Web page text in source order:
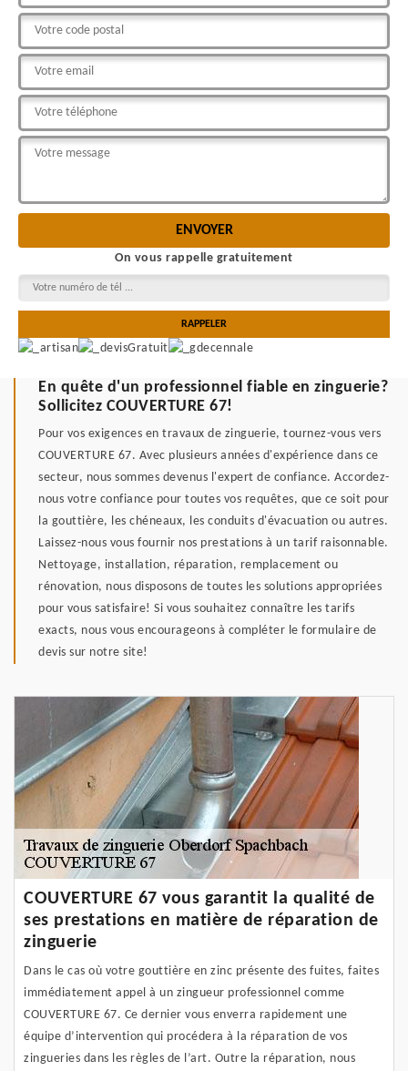
On vous rappelle gratuitement
En quête d'un professionnel fiable en zinguerie?
Sollicitez COUVERTURE 67!
Pour vos exigences en travaux de zinguerie, tournez-vous vers
COUVERTURE 67. Avec plusieurs années d'expérience dans ce
secteur, nous sommes devenus l'expert de confiance. Accordez-
nous votre confiance pour toutes vos requêtes, que ce soit pour
la gouttière, les chéneaux, les conduits d'évacuation ou autres.
Laissez-nous vous fournir nos prestations à un tarif raisonnable.
Nettoyage, installation, réparation, remplacement ou
rénovation, nous disposons de toutes les solutions appropriées
pour vous satisfaire! Si vous souhaitez connaître les tarifs
exacts, nous vous encourageons à compléter le formulaire de
devis sur notre site!
COUVERTURE 67 vous garantit la qualité de
ses prestations en matière de réparation de
zinguerie
Dans le cas où votre gouttière en zinc présente des fuites, faites
immédiatement appel à un zingueur professionnel comme
COUVERTURE 67. Ce dernier vous enverra rapidement une
équipe d’intervention qui procédera à la réparation de vos
zingueries dans les règles de l’art. Outre la réparation, nous